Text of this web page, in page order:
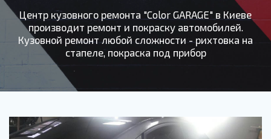
Центр кузовного ремонта "Color GARAGE" в Киеве
производит ремонт и покраску автомобилей.
Кузовной ремонт любой сложности - рихтовка на
стапеле, покраска под прибор